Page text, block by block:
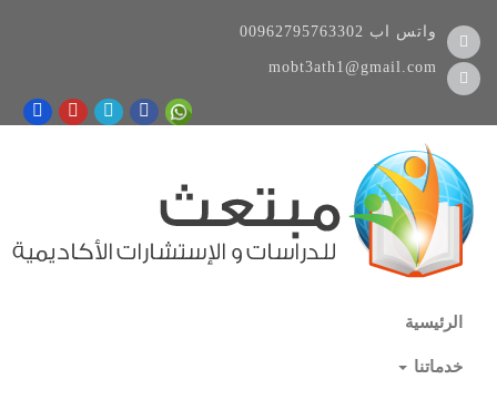
00962795763302 واتس اب
mobt3ath1@gmail.com
الرئيسية
خدماتنا